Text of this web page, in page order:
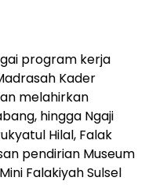
program kerja
Kader
melahirkan
hingga Ngaji
Hilal, Falak
pendirian Museum
Falakiyah Sulsel